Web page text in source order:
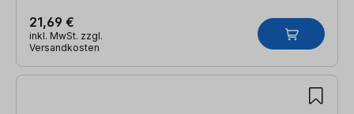
21,69 €
inkl. MwSt. zzgl.
Versandkosten